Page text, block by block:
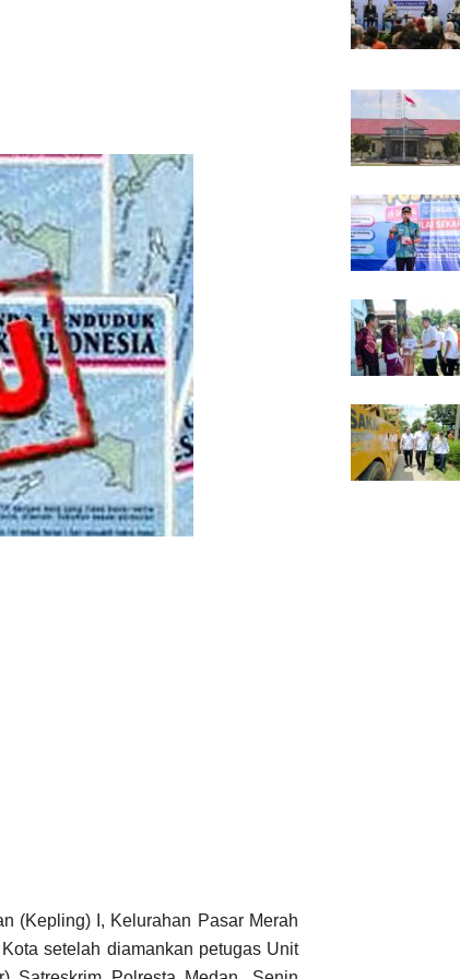
(Kepling) I, Kelurahan Pasar Merah
setelah diamankan petugas Unit